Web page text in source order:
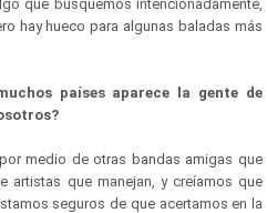
que busquemos intencionadamente,
hay hueco para algunas baladas más
países aparece la gente de
medio de otras bandas amigas que
que manejan, y creíamos que
seguros de que acertamos en la